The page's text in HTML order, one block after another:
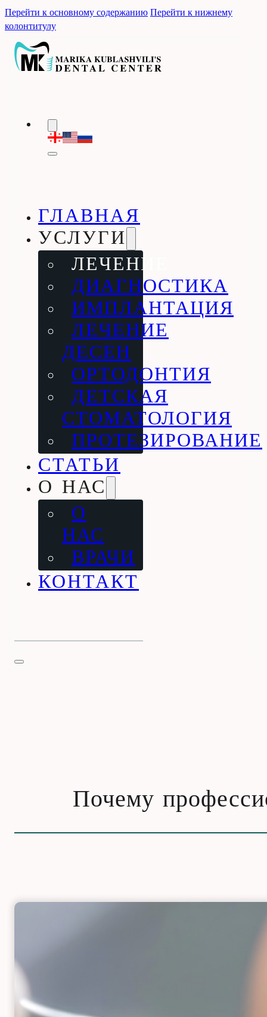
Перейти к основному содержаниюПерейти к нижнему
колонтитулу
ГЛАВНАЯ
УСЛУГИ
ЛЕЧЕНИЕ
ДИАГНОСТИКА
ИМПЛАНТАЦИЯ
ЛЕЧЕНИЕ
ДЕСЕН
ОРТОДОНТИЯ
ДЕТСКАЯ
СТОМАТОЛОГИЯ
ПРОТЕЗИРОВАНИЕ
СТАТЬИ
О НАС
О
НАС
ВРАЧИ
КОНТАКТ
Почему